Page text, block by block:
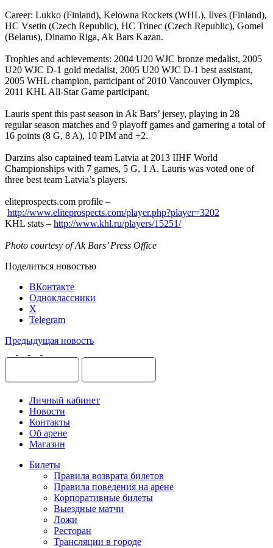
Career: Lukko (Finland), Kelowna Rockets (WHL), Ilves (Finland),
HC Vsetin (Czech Republic), HC Trinec (Czech Republic), Gomel
(Belarus), Dinamo Riga, Ak Bars Kazan.
Trophies and achievements: 2004 U20 WJC bronze medalist, 2005
U20 WJC D-1 gold medalist, 2005 U20 WJC D-1 best assistant,
2005 WHL champion, participant of 2010 Vancouver Olympics,
2011 KHL All-Star Game participant.
Lauris spent this past season in Ak Bars’ jersey, playing in 28
regular season matches and 9 playoff games and garnering a total of
16 points (8 G, 8 A), 10 PIM and +2.
Darzins also captained team Latvia at 2013 IIHF World
Championships with 7 games, 5 G, 1 A. Lauris was voted one of
three best team Latvia’s players.
eliteprospects.com profile –
http://www.eliteprospects.com/player.php?player=3202
KHL stats – http://www.khl.ru/players/15251/
Photo courtesy of Ak Bars’ Press Office
Поделиться новостью
ВКонтакте
Одноклассники
X
Telegram
Предыдущая новость
Личный кабинет
Новости
Контакты
Об арене
Магазин
Билеты
Правила возврата билетов
Правила поведения на арене
Корпоративные билеты
Выездные матчи
Ложи
Ресторан
Трансляции в городе